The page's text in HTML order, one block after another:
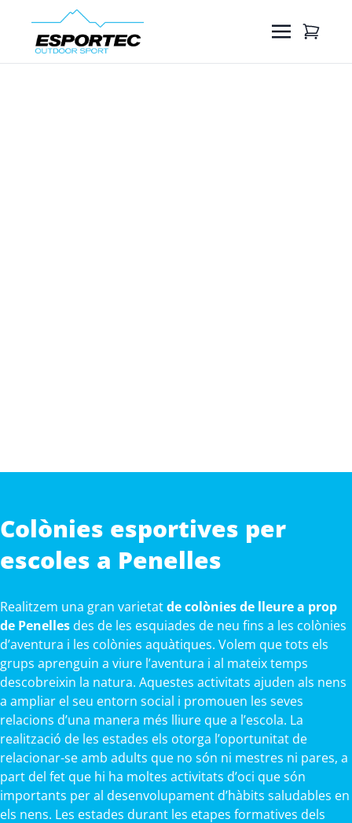
Colònies esportives per
escoles a Penelles
Realitzem una gran varietatde colònies de lleure a prop
de Penellesdes de les esquiades de neu fins a les colònies
d’aventura i les colònies aquàtiques. Volem que tots els
grups aprenguin a viure l’aventura i al mateix temps
descobreixin la natura. Aquestes activitats ajuden als nens
a ampliar el seu entorn social i promouen les seves
relacions d’una manera més lliure que a l’escola. La
realització de les estades els otorga l’oportunitat de
relacionar-se amb adults que no són ni mestres ni pares, a
part del fet que hi ha moltes activitats d’oci que són
importants per al desenvolupament d’hàbits saludables en
els nens. Les estades durant les etapes formatives dels